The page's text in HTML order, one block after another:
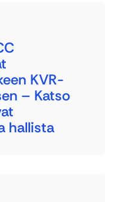
KVR-
– Katso
hallista